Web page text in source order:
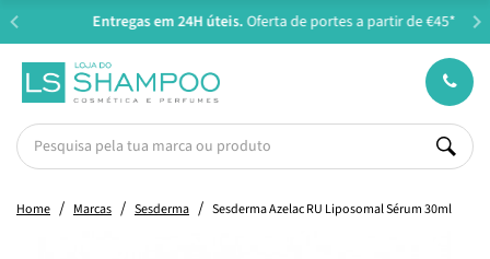
Entregas em 24H úteis.Oferta de portes a partir de €45*
Home Marcas Sesderma Sesderma Azelac RU Liposomal Sérum 30ml